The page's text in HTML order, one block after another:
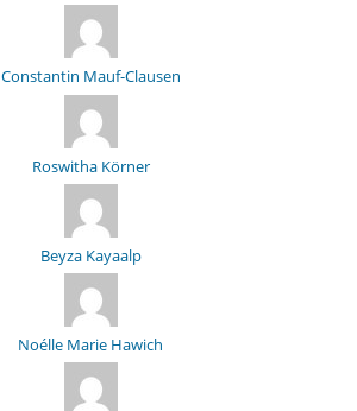
Constantin Mauf-Clausen
Roswitha Körner
Beyza Kayaalp
Noélle Marie Hawich